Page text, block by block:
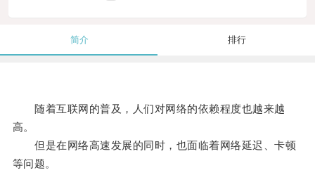
简介 排行
随着互联网的普及，人们对网络的依赖程度也越来越
高。
但是在网络高速发展的同时，也面临着网络延迟、卡顿
等问题。